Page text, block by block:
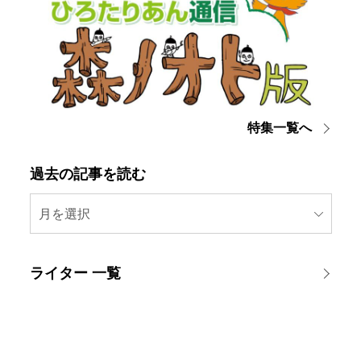
特集一覧へ
過去の記事を読む
月を選択
ライター 一覧